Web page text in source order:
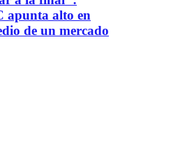
apunta alto en
de un mercado